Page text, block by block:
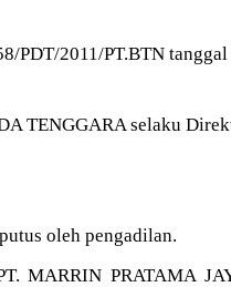
PDT/2011/PT.BTN tanggal
TENGGARA selaku
oleh pengadilan.
MARRIN PRATAMA